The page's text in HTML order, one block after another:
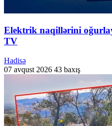
Elektrik naqillərini
TV
Hadisə
07 avqust 2026 43 baxış